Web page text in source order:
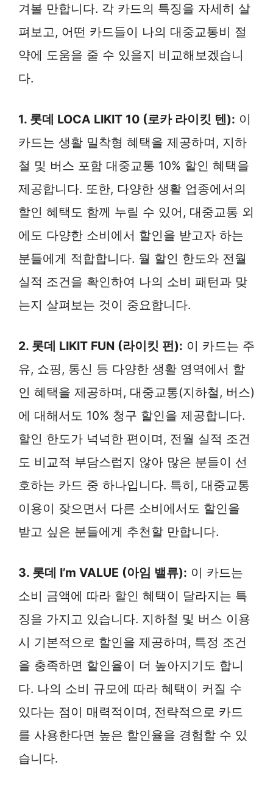
겨볼 만합니다. 각 카드의 특징을 자세히 살
펴보고, 어떤 카드들이 나의 대중교통비 절
약에 도움을 줄 수 있을지 비교해보겠습니
다.
1. 롯데 LOCA LIKIT 10 (로카 라이킷 텐): 이
카드는 생활 밀착형 혜택을 제공하며, 지하
철 및 버스 포함 대중교통 10% 할인 혜택을
제공합니다. 또한, 다양한 생활 업종에서의
할인 혜택도 함께 누릴 수 있어, 대중교통 외
에도 다양한 소비에서 할인을 받고자 하는
분들에게 적합합니다. 월 할인 한도와 전월
실적 조건을 확인하여 나의 소비 패턴과 맞
는지 살펴보는 것이 중요합니다.
2. 롯데 LIKIT FUN (라이킷 펀): 이 카드는 주
유, 쇼핑, 통신 등 다양한 생활 영역에서 할
인 혜택을 제공하며, 대중교통(지하철, 버스)
에 대해서도 10% 청구 할인을 제공합니다.
할인 한도가 넉넉한 편이며, 전월 실적 조건
도 비교적 부담스럽지 않아 많은 분들이 선
호하는 카드 중 하나입니다. 특히, 대중교통
이용이 잦으면서 다른 소비에서도 할인을
받고 싶은 분들에게 추천할 만합니다.
3. 롯데 I’m VALUE (아임 밸류): 이 카드는
소비 금액에 따라 할인 혜택이 달라지는 특
징을 가지고 있습니다. 지하철 및 버스 이용
시 기본적으로 할인을 제공하며, 특정 조건
을 충족하면 할인율이 더 높아지기도 합니
다. 나의 소비 규모에 따라 혜택이 커질 수
있다는 점이 매력적이며, 전략적으로 카드
를 사용한다면 높은 할인율을 경험할 수 있
습니다.